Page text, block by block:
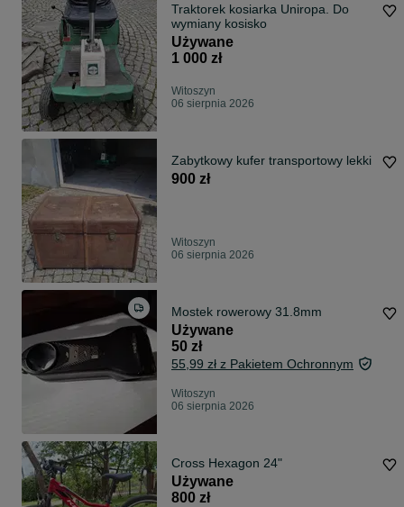
Traktorek kosiarka Uniropa. Do
wymiany kosisko
Używane
1 000 zł
Witoszyn
06 sierpnia 2026
Zabytkowy kufer transportowy lekki
900 zł
Witoszyn
06 sierpnia 2026
Mostek rowerowy 31.8mm
Używane
50 zł
55,99 zł z Pakietem Ochronnym
Witoszyn
06 sierpnia 2026
Cross Hexagon 24"
Używane
800 zł